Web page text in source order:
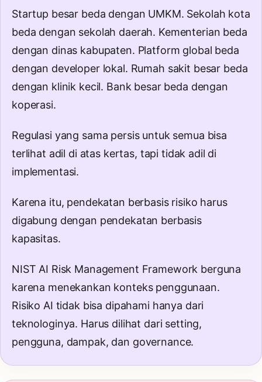
Startup besar beda dengan UMKM. Sekolah kota
beda dengan sekolah daerah. Kementerian beda
dengan dinas kabupaten. Platform global beda
dengan developer lokal. Rumah sakit besar beda
dengan klinik kecil. Bank besar beda dengan
koperasi.
Regulasi yang sama persis untuk semua bisa
terlihat adil di atas kertas, tapi tidak adil di
implementasi.
Karena itu, pendekatan berbasis risiko harus
digabung dengan pendekatan berbasis
kapasitas.
NISTAI Risk Management Framework berguna
karena menekankan konteks penggunaan.
Risiko AI tidak bisa dipahami hanya dari
teknologinya. Harus dilihat dari setting,
pengguna, dampak, dan governance.